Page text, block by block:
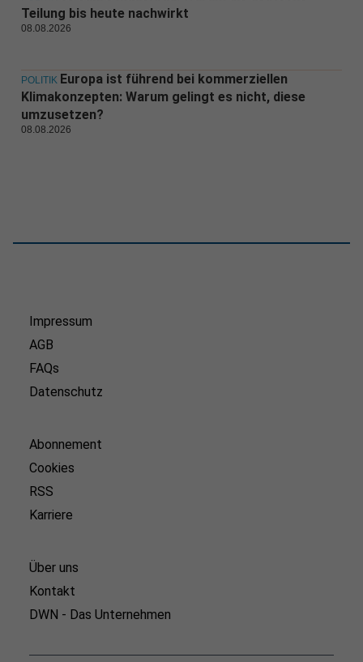
Teilung bis heute nachwirkt
08.08.2026
POLITIK Europa ist führend bei kommerziellen
Klimakonzepten: Warum gelingt es nicht, diese
umzusetzen?
08.08.2026
Impressum
AGB
FAQs
Datenschutz
Abonnement
Cookies
RSS
Karriere
Über uns
Kontakt
DWN - Das Unternehmen